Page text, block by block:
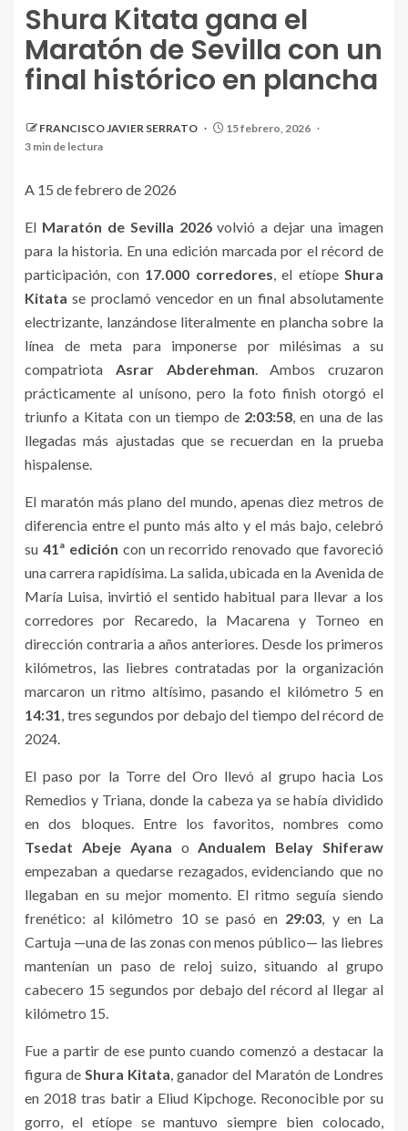
Shura Kitata gana el
Maratón de Sevilla con un
final histórico en plancha
FRANCISCO JAVIER SERRATO
15 febrero, 2026
3 min de lectura
A 15 de febrero de 2026
El Maratón de Sevilla 2026volvió a dejar una imagen
para la historia. En una edición marcada por el récord de
participación, con 17.000 corredores, el etíope Shura
Kitata se proclamó vencedor en un final absolutamente
electrizante, lanzándose literalmente en plancha sobre la
línea de meta para imponerse por milésimas a su
compatriota Asrar Abderehman. Ambos cruzaron
prácticamente al unísono, pero la foto finish otorgó el
triunfo a Kitata con un tiempo de 2:03:58, en una de las
llegadas más ajustadas que se recuerdan en la prueba
hispalense.
El maratón más plano del mundo, apenas diez metros de
diferencia entre el punto más alto y el más bajo, celebró
su 41ª edición con un recorrido renovado que favoreció
una carrera rapidísima. La salida, ubicada en la Avenida de
María Luisa, invirtió el sentido habitual para llevar a los
corredores por Recaredo, la Macarena y Torneo en
dirección contraria a años anteriores. Desde los primeros
kilómetros, las liebres contratadas por la organización
marcaron un ritmo altísimo, pasando el kilómetro 5 en
14:31, tres segundos por debajo del tiempo del récord de
2024.
El paso por la Torre del Oro llevó al grupo hacia Los
Remedios y Triana, donde la cabeza ya se había dividido
en dos bloques. Entre los favoritos, nombres como
Tsedat Abeje Ayana oAndualem Belay Shiferaw
empezaban a quedarse rezagados, evidenciando que no
llegaban en su mejor momento. El ritmo seguía siendo
frenético: al kilómetro 10 se pasó en 29:03, y en La
Cartuja —una de las zonas con menos público— las liebres
mantenían un paso de reloj suizo, situando al grupo
cabecero 15 segundos por debajo del récord al llegar al
kilómetro 15.
Fue a partir de ese punto cuando comenzó a destacar la
figura de Shura Kitata, ganador del Maratón de Londres
en 2018 tras batir a Eliud Kipchoge. Reconocible por su
gorro, el etíope se mantuvo siempre bien colocado,